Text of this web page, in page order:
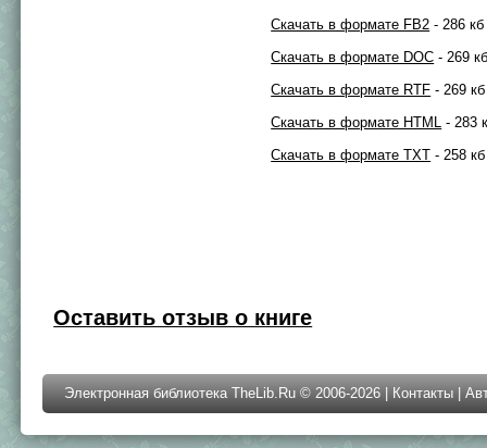
Скачать в формате FB2 - 286 кб
Скачать в формате DOC - 269
Скачать в формате RTF - 269 кб
Скачать в формате HTML - 283
Скачать в формате TXT - 258 кб
Оставить отзыв о книге
Электронная библиотека TheLib.Ru © 2006-2026 | Контакты |